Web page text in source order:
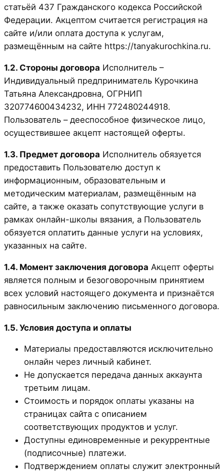
статьёй 437 Гражданского кодекса Российской
Федерации. Акцептом считается регистрация на
сайте и/или оплата доступа к услугам,
размещённым на сайте https://tanyakurochkina.ru.
1.2. Стороны договора Исполнитель –
Индивидуальный предприниматель Курочкина
Татьяна Александровна, ОГРНИП
320774600434232, ИНН 772480244918.
Пользователь – дееспособное физическое лицо,
осуществившее акцепт настоящей оферты.
1.3. Предмет договора Исполнитель обязуется
предоставить Пользователю доступ к
информационным, образовательным и
методическим материалам, размещённым на
сайте, а также оказать сопутствующие услуги в
рамках онлайн-школы вязания, а Пользователь
обязуется оплатить данные услуги на условиях,
указанных на сайте.
1.4. Момент заключения договора Акцепт оферты
является полным и безоговорочным принятием
всех условий настоящего документа и признаётся
равносильным заключению письменного договора.
1.5. Условия доступа и оплаты
Материалы предоставляются исключительно
онлайн через личный кабинет.
Не допускается передача данных аккаунта
третьим лицам.
Стоимость и порядок оплаты указаны на
страницах сайта с описанием
соответствующих продуктов и услуг.
Доступны единовременные и рекуррентные
(подписочные) платежи.
Подтверждением оплаты служит электронный